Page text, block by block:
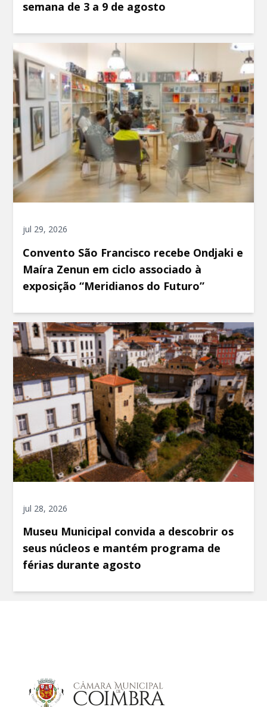
semana de 3 a 9 de agosto
jul 29, 2026
Convento São Francisco recebe Ondjaki e
Maíra Zenun em ciclo associado à
exposição “Meridianos do Futuro”
jul 28, 2026
Museu Municipal convida a descobrir os
seus núcleos e mantém programa de
férias durante agosto